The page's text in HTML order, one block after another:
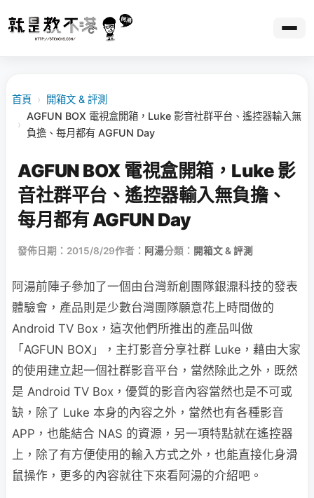
首頁 › 開箱文 & 評測
›
AGFUN BOX 電視盒開箱，Luke 影音社群平台、遙控器輸入無
負擔、每月都有 AGFUN Day
AGFUN BOX 電視盒開箱，Luke 影
音社群平台、遙控器輸入無負擔、
每月都有 AGFUN Day
發佈日期：2015/8/29作者： 阿湯分類： 開箱文 & 評測
阿湯前陣子參加了一個由台灣新創團隊銀濎科技的發表
體驗會，產品則是少數台灣團隊願意花上時間做的
Android TV Box，這次他們所推出的產品叫做
「AGFUN BOX」，主打影音分享社群 Luke，藉由大家
的使用建立起一個社群影音平台，當然除此之外，既然
是 Android TV Box，優質的影音內容當然也是不可或
缺，除了 Luke 本身的內容之外，當然也有各種影音
APP，也能結合 NAS 的資源，另一項特點就在遙控器
上，除了有方便使用的輸入方式之外，也能直接化身滑
鼠操作，更多的內容就往下來看阿湯的介紹吧。